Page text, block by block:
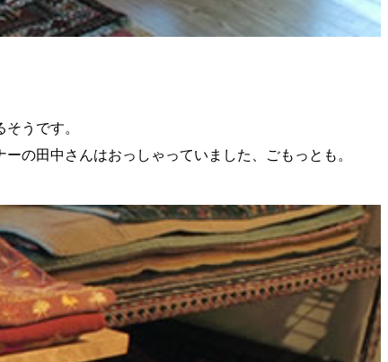
うです。
の田中さんはおっしゃっていました、ごもっとも。